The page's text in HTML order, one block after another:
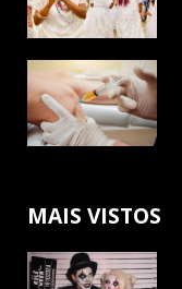
MAIS VISTOS